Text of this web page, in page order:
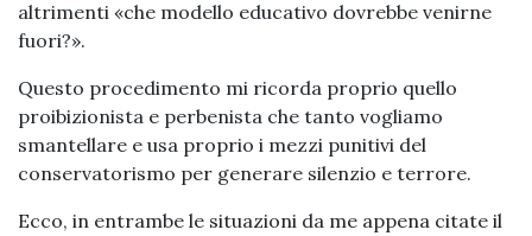
altrimenti «che modello educativo dovrebbe venirne
fuori?».
Questo procedimento mi ricorda proprio quello
proibizionista e perbenista che tanto vogliamo
smantellare e usa proprio i mezzi punitivi del
conservatorismo per generare silenzio e terrore.
Ecco, in entrambe le situazioni da me appena citate il